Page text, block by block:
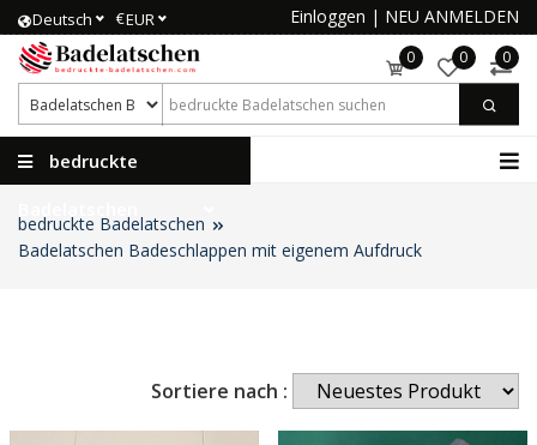
Deutsch €EUR Einloggen | NEU ANMELDEN
0 0 0
bedruckte
bedruckte Badelatschen
Badelatschen Badeschlappen mit eigenem Aufdruck
Sortiere nach :